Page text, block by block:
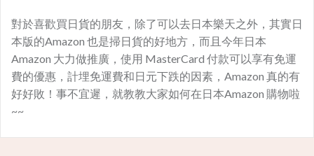
對於喜歡買日貨的朋友，除了可以去日本樂天之外，其實日
本版的Amazon 也是掃日貨的好地方，而且今年日本
Amazon 大力做推廣，使用 MasterCard 付款可以享有免運
費的優惠，計埋免運費和日元下跌的因素，Amazon 真的有
好好敗！事不宜遲，就教教大家如何在日本Amazon 購物啦
~~